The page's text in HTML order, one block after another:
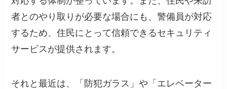
者とのやり取りが必要な場合にも、警備員が対応
するため、住民にとって信頼できるセキュリティ
サービスが提供されます。
それと最近は、「防犯ガラス」や「エレベーター